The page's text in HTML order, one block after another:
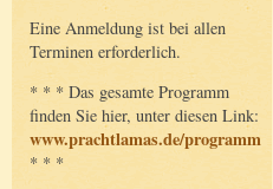
Eine Anmeldung ist bei allen
Terminen erforderlich.
* * * Das gesamte Programm
finden Sie hier, unter diesen Link:
www.prachtlamas.de/programm
* * *